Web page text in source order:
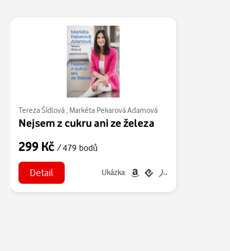
Tereza Šídlová Markéta Pekarová Adamová
Nejsem z cukru ani ze železa
299 Kč / 479 bodů
Detail Ukázka: